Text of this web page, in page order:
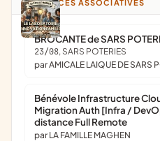
ANNONCES ASSOCIATIVES
BROCANTE de SARS
23/08, SARS POTERIES
par AMICALE LAIQUE DE SARS
Bénévole Infrastructure
Migration Auth [Infra /
distance Full Remote
par LA FAMILLE MAGHEN